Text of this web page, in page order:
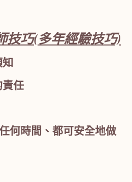
技巧(多年經驗技巧)
任
何時間、都可安全地做